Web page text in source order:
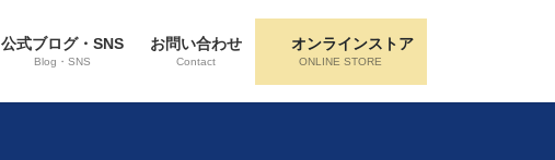
公式ブログ・SNS
Blog・SNS
お問い合わせ
Contact
オンラインストア
ONLINE STORE